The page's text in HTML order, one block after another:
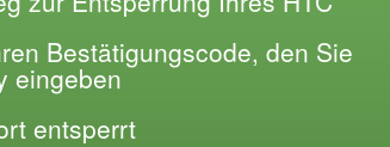
Bestätigungscode, den Sie
eingeben
entsperrt